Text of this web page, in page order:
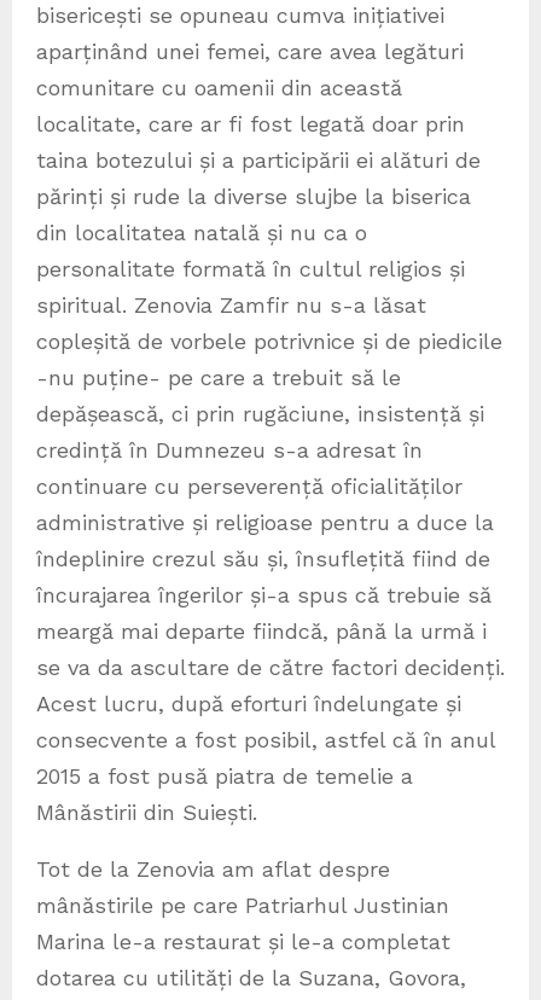
bisericești se opuneau cumva inițiativei
aparținând unei femei, care avea legături
comunitare cu oamenii din această
localitate, care ar fi fost legată doar prin
taina botezului și a participării ei alături de
părinți și rude la diverse slujbe la biserica
din localitatea natală și nu ca o
personalitate formată în cultul religios și
spiritual. Zenovia Zamfir nu s-a lăsat
copleșită de vorbele potrivnice și de piedicile
-nu puține- pe care a trebuit să le
depășească, ci prin rugăciune, insistență și
credință în Dumnezeu s-a adresat în
continuare cu perseverență oficialităților
administrative și religioase pentru a duce la
îndeplinire crezul său și, însuflețită fiind de
încurajarea îngerilor și-a spus că trebuie să
meargă mai departe fiindcă, până la urmă i
se va da ascultare de către factori decidenți.
Acest lucru, după eforturi îndelungate și
consecvente a fost posibil, astfel că în anul
2015 a fost pusă piatra de temelie a
Mânăstirii din Suiești.
Tot de la Zenovia am aflat despre
mânăstirile pe care Patriarhul Justinian
Marina le-a restaurat și le-a completat
dotarea cu utilități de la Suzana, Govora,